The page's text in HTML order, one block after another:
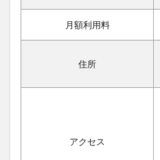
月額利用料
住所
アクセス